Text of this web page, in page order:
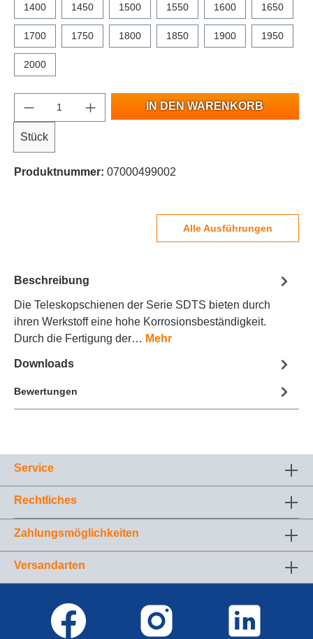
1400 1450 1500 1550 1600 1650
1700 1750 1800 1850 1900 1950
2000
Stück
IN DEN WARENKORB
Produktnummer: 07000499002
Alle Ausführungen
Beschreibung
Die Teleskopschienen der Serie SDTS bieten durch
ihren Werkstoff eine hohe Korrosionsbeständigkeit.
Durch die Fertigung der… Mehr
Downloads
Bewertungen
Service
Rechtliches
Zahlungsmöglichkeiten
Versandarten